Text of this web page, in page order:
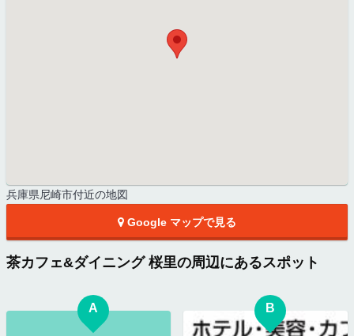
兵庫県尼崎市付近の地図
Google マップで見る
茶カフェ&ダイニング 桜里の周辺にあるスポット
A B